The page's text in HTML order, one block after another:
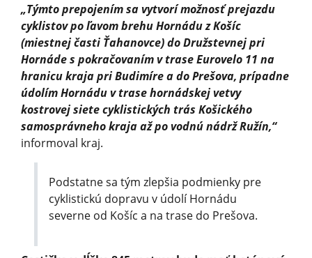
„Týmto prepojením sa vytvorí možnosť prejazdu
cyklistov po ľavom brehu Hornádu z Košíc
(miestnej časti Ťahanovce) do Družstevnej pri
Hornáde s pokračovaním v trase Eurovelo 11 na
hranicu kraja pri Budimíre a do Prešova, prípadne
údolím Hornádu v trase hornádskej vetvy
kostrovej siete cyklistických trás Košického
samosprávneho kraja až po vodnú nádrž Ružín,“
informoval kraj.
Podstatne sa tým zlepšia podmienky pre
cyklistickú dopravu v údolí Hornádu
severne od Košíc a na trase do Prešova.